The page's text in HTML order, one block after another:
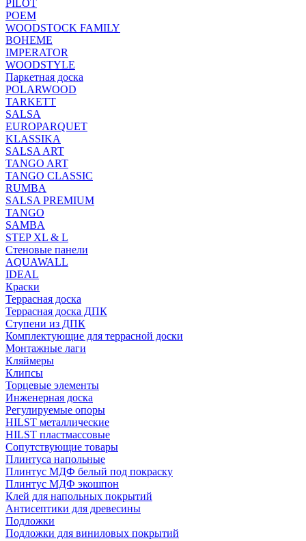
PILOT
POEM
WOODSTOCK FAMILY
BOHEME
IMPERATOR
WOODSTYLE
Паркетная доска
POLARWOOD
TARKETT
SALSA
EUROPARQUET
KLASSIKA
SALSA ART
TANGO ART
TANGO CLASSIC
RUMBA
SALSA PREMIUM
TANGO
SAMBA
STEP XL & L
Стеновые панели
AQUAWALL
IDEAL
Краски
Террасная доска
Террасная доска ДПК
Ступени из ДПК
Комплектующие для террасной доски
Монтажные лаги
Кляймеры
Клипсы
Торцевые элементы
Инженерная доска
Регулируемые опоры
HILST металлические
HILST пластмассовые
Сопутствующие товары
Плинтуса напольные
Плинтус МДФ белый под покраску
Плинтус МДФ экошпон
Клей для напольных покрытий
Антисептики для древесины
Подложки
Подложки для виниловых покрытий